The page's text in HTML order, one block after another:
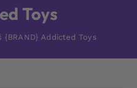
Toys
Addicted Toys